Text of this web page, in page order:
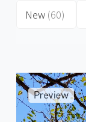
New (60)